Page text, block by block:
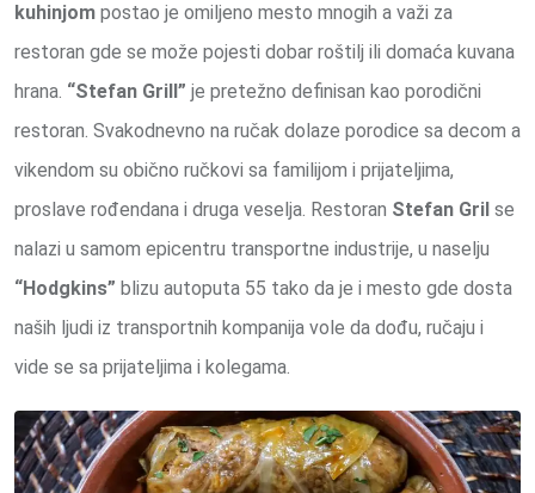
kuhinjom postao je omiljeno mesto mnogih a važi za
restoran gde se može pojesti dobar roštilj ili domaća kuvana
hrana. “Stefan Grill” je pretežno definisan kao porodični
restoran. Svakodnevno na ručak dolaze porodice sa decom a
vikendom su obično ručkovi sa familijom i prijateljima,
proslave rođendana i druga veselja. Restoran Stefan Gril se
nalazi u samom epicentru transportne industrije, u naselju
“Hodgkins” blizu autoputa 55 tako da je i mesto gde dosta
naših ljudi iz transportnih kompanija vole da dođu, ručaju i
vide se sa prijateljima i kolegama.